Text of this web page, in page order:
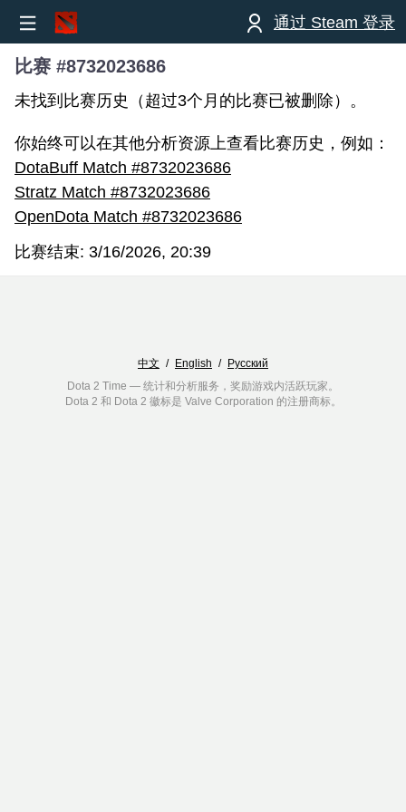
通过 Steam 登录
比赛 #8732023686
未找到比赛历史（超过3个月的比赛已被删除）。
你始终可以在其他分析资源上查看比赛历史，例如：
DotaBuff Match #8732023686
Stratz Match #8732023686
OpenDota Match #8732023686
比赛结束: 3/16/2026, 20:39
中文 / English / Русский
Dota 2 Time — 统计和分析服务，奖励游戏内活跃玩家。
Dota 2 和 Dota 2 徽标是 Valve Corporation 的注册商标。